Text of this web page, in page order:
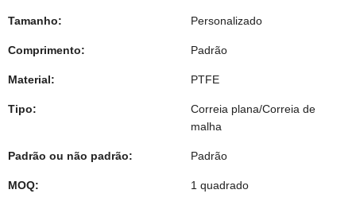
Tamanho: Personalizado
Comprimento: Padrão
Material: PTFE
Tipo:
Correia plana/Correia de
malha
Padrão ou não padrão: Padrão
MOQ: 1 quadrado